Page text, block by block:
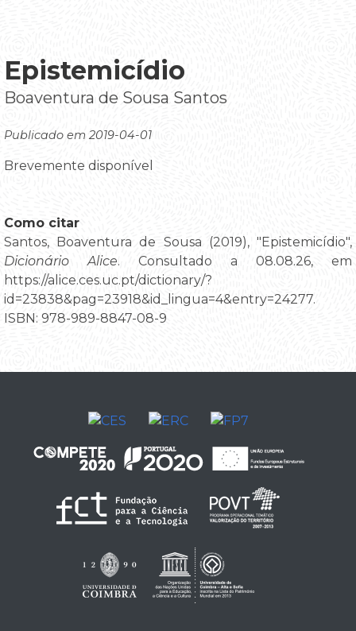
Epistemicídio
Boaventura de Sousa Santos
Publicado em 2019-04-01
Brevemente disponível
Como citar
Santos, Boaventura de Sousa (2019), "Epistemicídio",
Dicionário Alice. Consultado a 08.08.26, em
https://alice.ces.uc.pt/dictionary/?
id=23838&pag=23918&id_lingua=4&entry=24277.
ISBN: 978-989-8847-08-9